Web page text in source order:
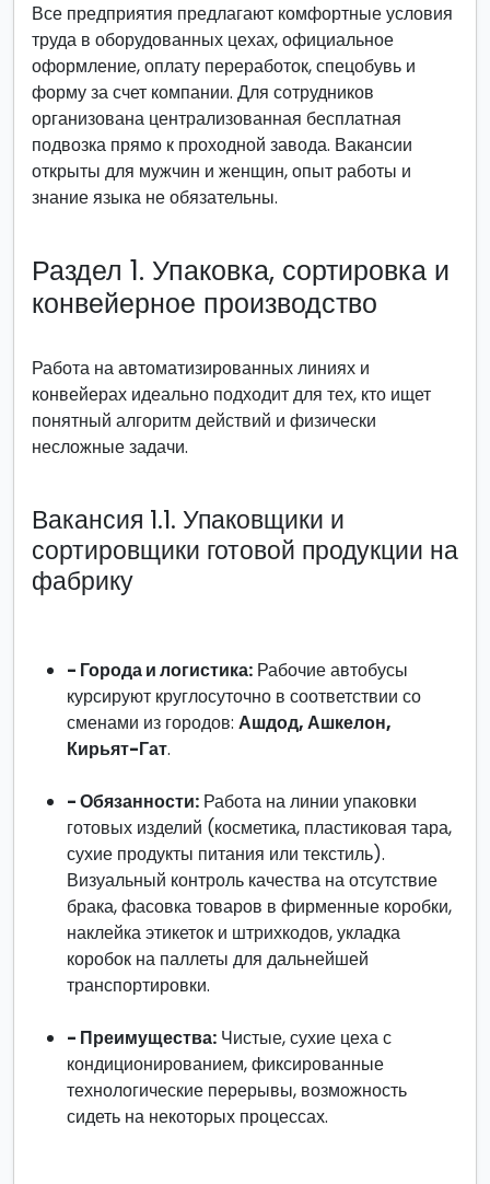
Все предприятия предлагают комфортные условия
труда в оборудованных цехах, официальное
оформление, оплату переработок, спецобувь и
форму за счет компании. Для сотрудников
организована централизованная бесплатная
подвозка прямо к проходной завода. Вакансии
открыты для мужчин и женщин, опыт работы и
знание языка не обязательны.
Раздел 1. Упаковка, сортировка и
конвейерное производство
Работа на автоматизированных линиях и
конвейерах идеально подходит для тех, кто ищет
понятный алгоритм действий и физически
несложные задачи.
Вакансия 1.1. Упаковщики и
сортировщики готовой продукции на
фабрику
- Города и логистика: Рабочие автобусы
курсируют круглосуточно в соответствии со
сменами из городов: Ашдод, Ашкелон,
Кирьят-Гат.
- Обязанности: Работа на линии упаковки
готовых изделий (косметика, пластиковая тара,
сухие продукты питания или текстиль).
Визуальный контроль качества на отсутствие
брака, фасовка товаров в фирменные коробки,
наклейка этикеток и штрихкодов, укладка
коробок на паллеты для дальнейшей
транспортировки.
- Преимущества: Чистые, сухие цеха с
кондиционированием, фиксированные
технологические перерывы, возможность
сидеть на некоторых процессах.